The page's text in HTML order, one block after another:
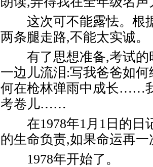
这次可不能露怯。根
两条腿走路,不能太实诚。
有了思想准备,考试
一边儿流泪:写我爸爸如
何在枪林弹雨中成长……
考卷儿……
在1978年1月1日的
的生命负责,如果命运再
1978年开始了。